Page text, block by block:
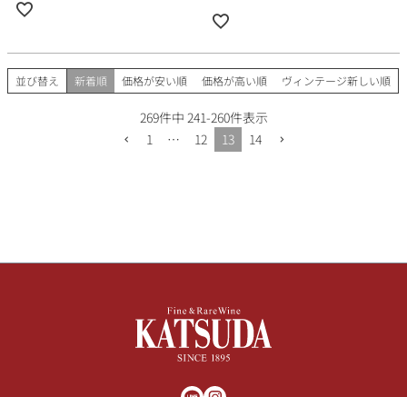
並び替え 新着順 価格が安い順 価格が高い順 ヴィンテージ新しい順
269件中 241-260件表示
1
… 12 13 14